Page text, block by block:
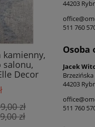
kamienny,
salonu,
Decor
zł
zł
44203
511 760
Osoba
Jacek
Brzezińska
44203
511 760